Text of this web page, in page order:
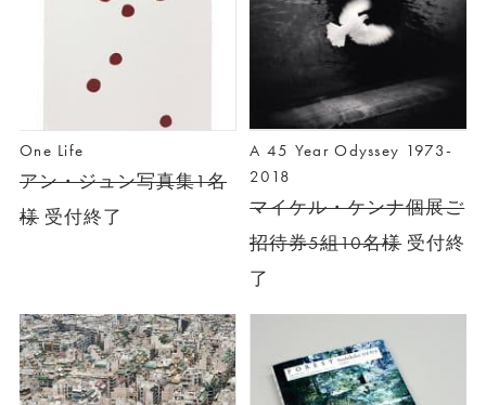
One Life
アン・ジュン写真集1名
様受付終了
A 45 Year Odyssey 1973-
2018
マイケル・ケンナ個展ご
招待券5組10名様受付終
了